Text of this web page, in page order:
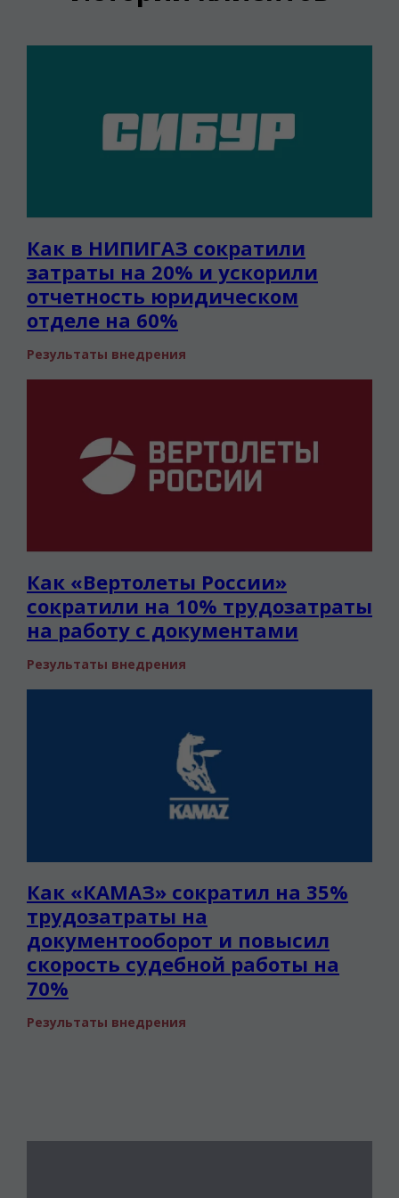
Как в НИПИГАЗ сократили
затраты на 20% и ускорили
отчетность юридическом
отделе на 60%
Результаты внедрения
Как «Вертолеты России»
сократили на 10% трудозатраты
на работу с документами
Результаты внедрения
Как «КАМАЗ» сократил на 35%
трудозатраты на
документооборот и повысил
скорость судебной работы на
70%
Результаты внедрения